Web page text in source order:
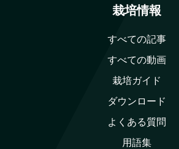
栽培情報
すべての記事
すべての動画
栽培ガイド
ダウンロード
よくある質問
用語集